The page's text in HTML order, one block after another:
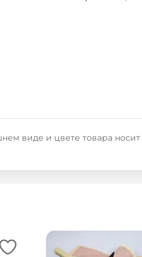
виде и цвете товара